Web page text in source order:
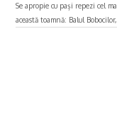
Se apropie cu pași repezi cel
această toamnă: Balul